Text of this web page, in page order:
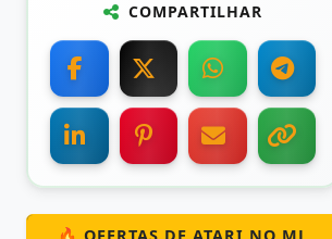
COMPARTILHAR